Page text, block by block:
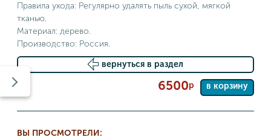
Правила ухода: Регулярно удалять пыль сухой, мягкой
тканью.
Материал: дерево.
Производство: Россия.
вернуться в раздел
6500р в корзину
ВЫ ПРОСМОТРЕЛИ: